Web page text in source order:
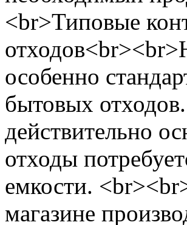
<br>Типовые
особенно
бытовых
действительно
отходы
емкости.
магазине